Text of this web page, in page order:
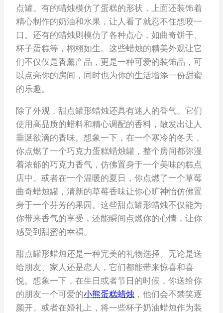
点罐。有的蜡烛模仿了蛋糕的形状，上面还装饰着
精心制作的奶油和水果，让人看了就忍不住想咬一
口。还有的蜡烛则模仿了各种点心，如曲奇饼干、
杯子蛋糕等，栩栩如生。这些蜡烛的精美外观让它
们不仅仅是香薰产品，更是一种可爱的装饰品，可
以点亮你的房间，同时也为你的生活增添一份甜蜜
的乐趣。
除了外观，甜点罐形蜡烛还具有迷人的香气。它们
使用高品质的蜡料和精心调配的香料，散发出让人
垂涎欲滴的香味。想象一下，在一个寒冷的冬天，
你点燃了一个巧克力蛋糕蜡烛罐，整个房间都弥漫
着浓郁的巧克力香气，仿佛置身于一个美味的糕点
店中。或者在一个温暖的夏日，你点燃了一个草莓
曲奇蜡烛罐，清新的草莓香味让你心旷神怡仿佛置
身于一个芬芳的果园。这些甜点罐形蜡烛不仅能为
你带来香气的享受，还能瞬间点燃你的心情，让你
感受到甜蜜的幸福。
甜点罐形蜡烛还是一种完美的礼物选择。无论是送
给朋友、家人还是恋人，它们都能带来惊喜和喜
悦。想象一下，在生日或者节日的时候，你送给你
的朋友一个可爱的小熊蛋糕蜡烛 ，他们会不禁笑逐
颜开。或者在婚礼上，将一些杯子奶油蜡烛作为装